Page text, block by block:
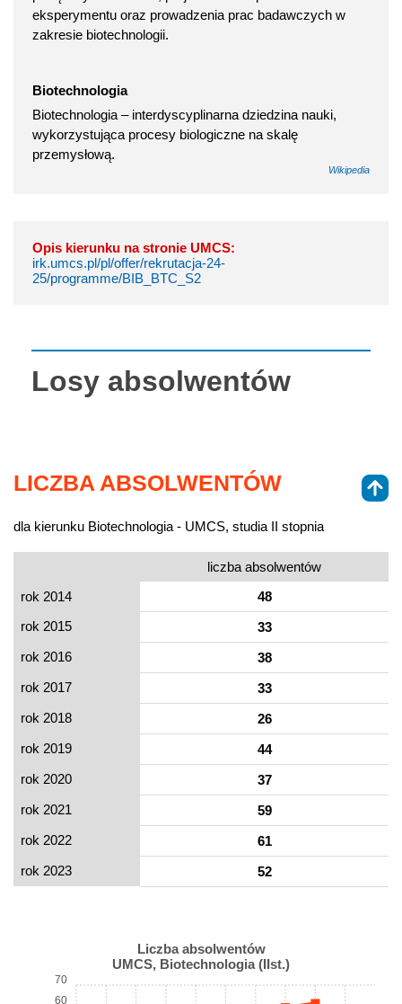
eksperymentu oraz prowadzenia prac badawczych w
zakresie biotechnologii.
Biotechnologia
Biotechnologia – interdyscyplinarna dziedzina nauki,
wykorzystująca procesy biologiczne na skalę
przemysłową.
Wikipedia
Opis kierunku na stronie UMCS:
irk.umcs.pl/pl/offer/rekrutacja-24-
25/programme/BIB_BTC_S2
Losy absolwentów
LICZBA ABSOLWENTÓW
dla kierunku Biotechnologia - UMCS, studia II stopnia
liczba absolwentów
rok 2014
48
rok 2015
33
rok 2016
38
rok 2017
33
rok 2018
26
rok 2019
44
rok 2020
37
rok 2021
59
rok 2022
61
rok 2023
52
Liczba absolwentów
UMCS, Biotechnologia (IIst.)
60
70